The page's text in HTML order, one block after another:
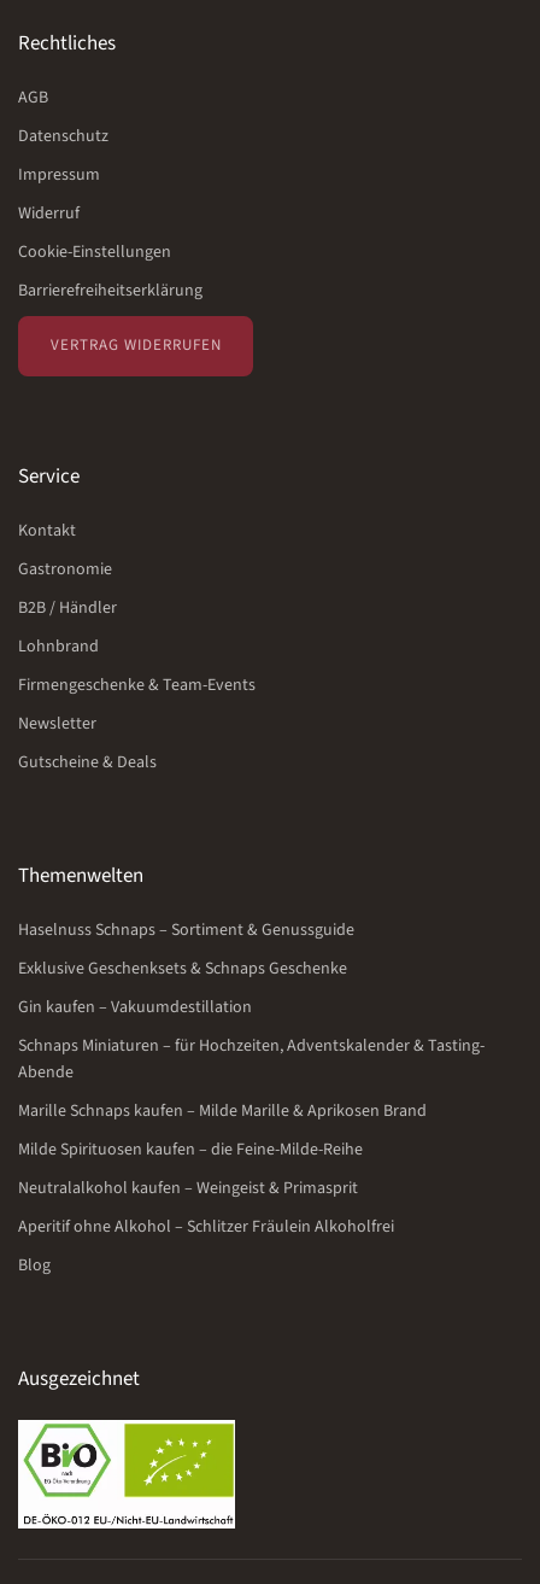
Rechtliches
AGB
Datenschutz
Impressum
Widerruf
Cookie-Einstellungen
Barrierefreiheitserklärung
VERTRAG WIDERRUFEN
Service
Kontakt
Gastronomie
B2B / Händler
Lohnbrand
Firmengeschenke & Team-Events
Newsletter
Gutscheine & Deals
Themenwelten
Haselnuss Schnaps – Sortiment & Genussguide
Exklusive Geschenksets & Schnaps Geschenke
Gin kaufen – Vakuumdestillation
Schnaps Miniaturen – für Hochzeiten, Adventskalender & Tasting-
Abende
Marille Schnaps kaufen – Milde Marille & Aprikosen Brand
Milde Spirituosen kaufen – die Feine-Milde-Reihe
Neutralalkohol kaufen – Weingeist & Primasprit
Aperitif ohne Alkohol – Schlitzer Fräulein Alkoholfrei
Blog
Ausgezeichnet